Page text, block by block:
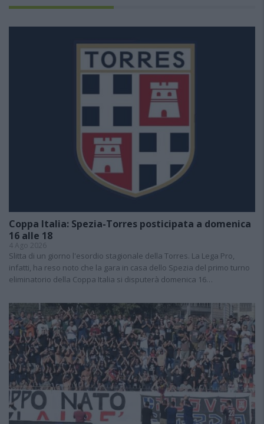
Coppa Italia: Spezia-Torres posticipata a domenica
16 alle 18
4 Ago 2026
Slitta di un giorno l'esordio stagionale della Torres. La Lega Pro,
infatti, ha reso noto che la gara in casa dello Spezia del primo turno
eliminatorio della Coppa Italia si disputerà domenica 16…